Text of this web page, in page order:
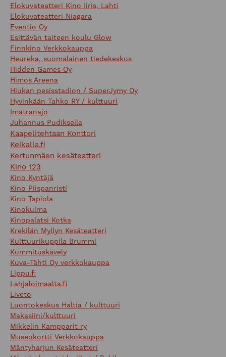
Elokuvateatteri Kino Iiris, Lahti
Elokuvateatteri Niagara
Eventio Oy
Esittävän taiteen koulu Glow
Finnkino Verkkokauppa
Heureka, suomalainen tiedekeskus
Hidden Games Oy
Himos Areena
Hiukan pesisstadion / SuperJymy Oy
Hyvinkään Tahko RY / kulttuuri
Imatranajo
Juhannus Pudiksella
Kaapelitehtaan Konttori
Keikalla.fi
Kertunmäen kesäteatteri
Kino 123
Kino Kyntäjä
Kino Piispanristi
Kino Tapiola
Kinokulma
Kinopalatsi Kotka
Krekilän Myllyn Kesäteatteri
Kulttuurikuppila Brummi
Kummituskävely
Kuva-Tähti Oy verkkokauppa
Lippu.fi
Lahjaloimaalta.fi
Liveto
Luontokeskus Haltia / kulttuuri
Makasiini/kulttuuri
Mikkelin Kampparit ry
Museokortti Verkkokauppa
Mäntyharjun Kesäteatteri